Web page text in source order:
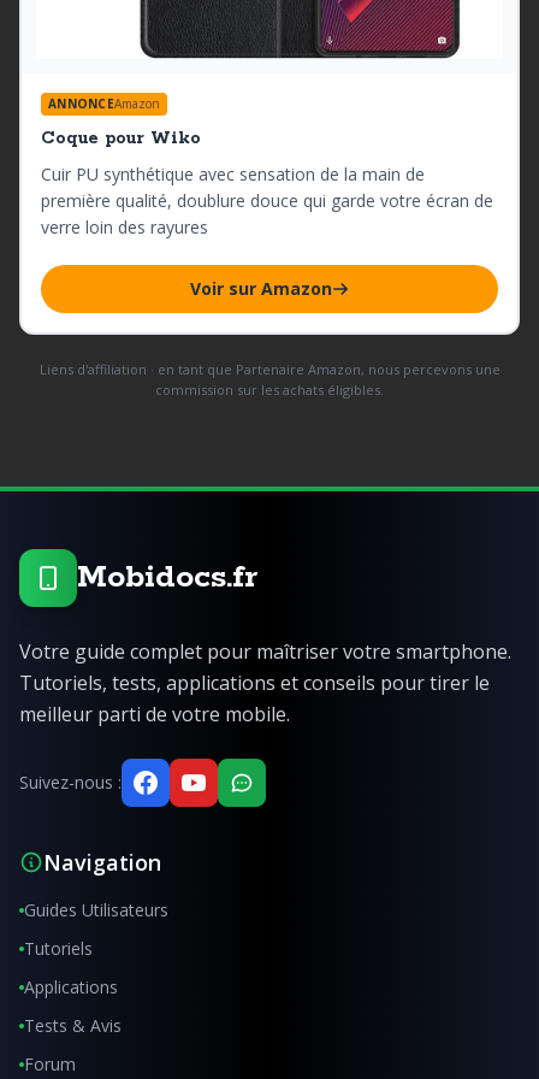
ANNONCEAmazon
Coque pour Wiko
Cuir PU synthétique avec sensation de la main de
première qualité, doublure douce qui garde votre écran de
verre loin des rayures
Voir sur Amazon
Liens d'affiliation · en tant que Partenaire Amazon, nous percevons une
commission sur les achats éligibles.
Mobidocs.fr
Votre guide complet pour maîtriser votre smartphone.
Tutoriels, tests, applications et conseils pour tirer le
meilleur parti de votre mobile.
Suivez-nous :
Navigation
Guides Utilisateurs
Tutoriels
Applications
Tests & Avis
Forum